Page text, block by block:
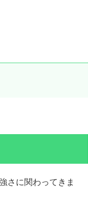
さに関わってきま